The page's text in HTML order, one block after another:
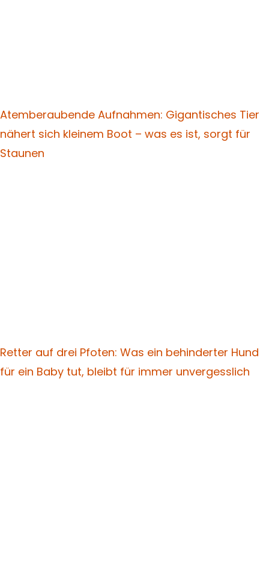
Atemberaubende Aufnahmen: Gigantisches Tier
nähert sich kleinem Boot – was es ist, sorgt für
Staunen
Retter auf drei Pfoten: Was ein behinderter Hund
für ein Baby tut, bleibt für immer unvergesslich